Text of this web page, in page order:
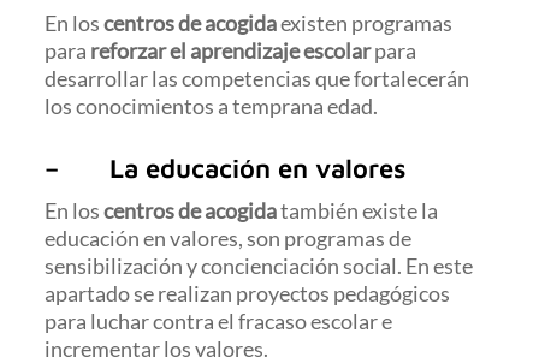
En loscentros de acogidaexisten programas
para reforzar el aprendizaje escolarpara
desarrollar las competencias que fortalecerán
los conocimientos a temprana edad.
– La educación en valores
En loscentros de acogidatambién existe la
educación en valores, son programas de
sensibilización y concienciación social. En este
apartado se realizan proyectos pedagógicos
para luchar contra el fracaso escolar e
incrementar los valores.